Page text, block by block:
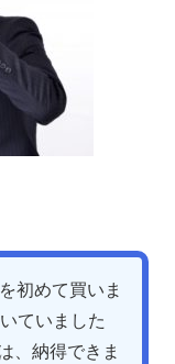
初めて買いま
ていました
、納得できま